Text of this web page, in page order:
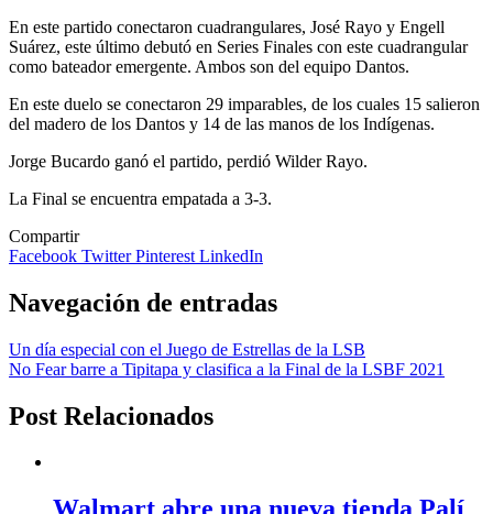
En este partido conectaron cuadrangulares, José Rayo y Engell
Suárez, este último debutó en Series Finales con este cuadrangular
como bateador emergente. Ambos son del equipo Dantos.
En este duelo se conectaron 29 imparables, de los cuales 15 salieron
del madero de los Dantos y 14 de las manos de los Indígenas.
Jorge Bucardo ganó el partido, perdió Wilder Rayo.
La Final se encuentra empatada a 3-3.
Compartir
Facebook TwitterPinterest LinkedIn
Navegación de entradas
Un día especial con el Juego de Estrellas de la LSB
No Fear barre a Tipitapa y clasifica a la Final de la LSBF 2021
Post Relacionados